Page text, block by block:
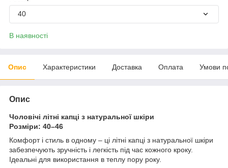
40
В наявності
Опис Характеристики Доставка Оплата Умови
Опис
Чоловічі літні капці з натуральної шкіри
Розміри: 40–46
Комфорт і стиль в одному – ці літні капці з натуральної шкіри
забезпечують зручність і легкість під час кожного кроку.
Ідеальні для використання в теплу пору року.